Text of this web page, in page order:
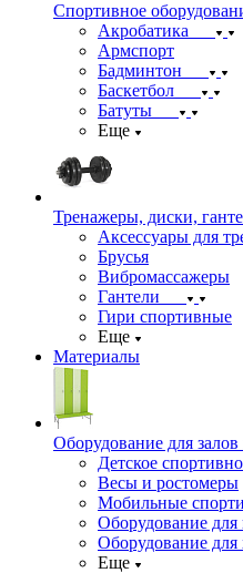
Спортивное
Акробатика
Армспорт
Бадминтон
Баскетбол
Батуты
Еще
Тренажеры, диски,
Аксессуары для
Брусья
Вибромассажеры
Гантели
Гири спортивные
Еще
Материалы
Оборудование для залов
Детское
Весы и ростомеры
Мобильные
Оборудование для
Оборудование для
Еще